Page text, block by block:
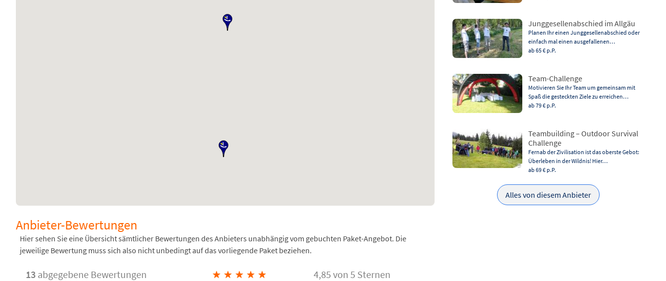
Anbieter-Bewertungen
Hier sehen Sie eine Übersicht sämtlicher Bewertungen des Anbieters unabhängig vom gebuchten Paket-Angebot. Die
jeweilige Bewertung muss sich also nicht unbedingt auf das vorliegende Paket beziehen.
13 abgegebene Bewertungen ★ ★ ★ ★ ★ 4,85 von 5 Sternen
Junggesellenabschied im Allgäu
Planen Ihr einen Junggesellenabschied oder
einfach mal einen ausgefallenen…
ab 65 € p.P.
Team-Challenge
Motivieren Sie Ihr Team um gemeinsam mit
Spaß die gesteckten Ziele zu erreichen…
ab 79 € p.P.
Teambuilding – Outdoor Survival
Challenge
Fernab der Zivilisation ist das oberste Gebot:
Überleben in der Wildnis! Hier…
ab 69 € p.P.
Alles von diesem Anbieter